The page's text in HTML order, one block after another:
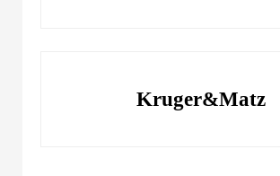
Kruger&Matz